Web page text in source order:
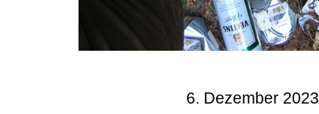
6. Dezember 2023